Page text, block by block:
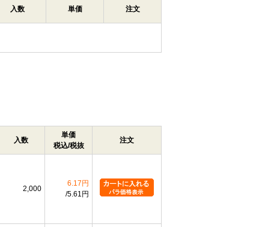
入数 単価 注文
入数
単価
税込/税抜
注文
2,000
6.17円
5.61円